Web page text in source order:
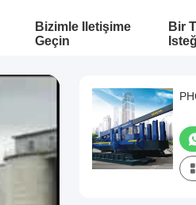
Bizimle Iletişime
Geçin
Bir